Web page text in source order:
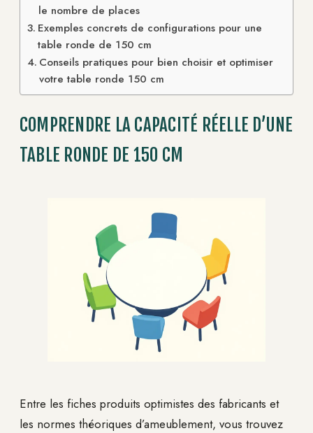
le nombre de places
Exemples concrets de configurations pour une
table ronde de 150 cm
Conseils pratiques pour bien choisir et optimiser
votre table ronde 150 cm
COMPRENDRE LA CAPACITÉ RÉELLE D’UNE
TABLE RONDE DE 150 CM
Entre les fiches produits optimistes des fabricants et
les normes théoriques d’ameublement, vous trouvez